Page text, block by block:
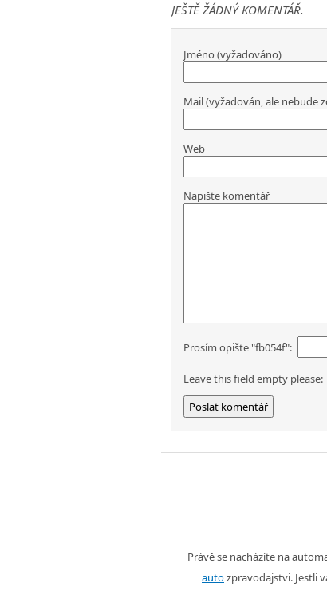
JEŠTĚ ŽÁDNÝ KOMENTÁŘ.
Jméno (vyžadováno)
Mail (vyžadován, ale nebude
Web
Napište komentář
Prosím opište "fb054f":
Leave this field empty please:
Právě se nacházíte na
autozpravodajstvi. Jestli